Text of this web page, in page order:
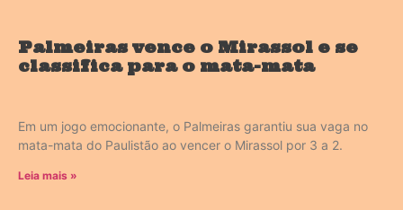
Palmeiras vence o Mirassol e se
classifica para o mata-mata
Em um jogo emocionante, o Palmeiras garantiu sua vaga no
mata-mata do Paulistão ao vencer o Mirassol por 3 a 2.
Leia mais »